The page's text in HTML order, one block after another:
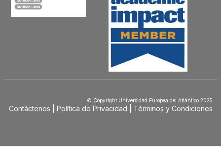
© Copyright Universidad Europea del Atlántico 2025
Contáctenos Política de Privacidad Términos y Condiciones